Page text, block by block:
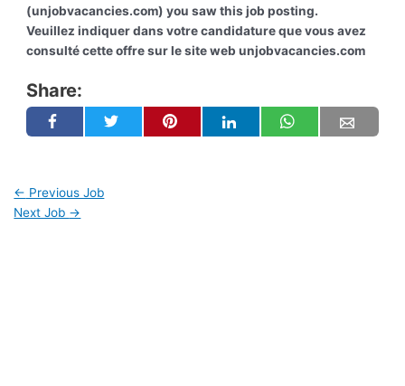
(unjobvacancies.com) you saw this job posting.
Veuillez indiquer dans votre candidature que vous avez
consulté cette offre sur le site web unjobvacancies.com
Share:
← Previous Job
Next Job →